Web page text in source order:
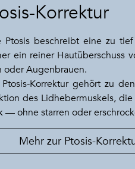
Korrektur
Ptosis beschreibt eine zu
ein reiner Hautüberschuss
oder Augenbrauen.
Korrektur gehört zu
des Lidhebermuskels,
— ohne starren oder
Mehr zur Ptosis-